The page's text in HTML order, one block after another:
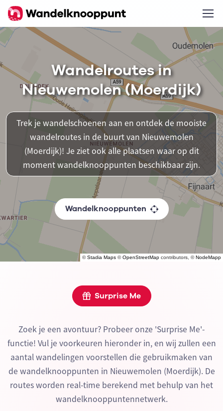
©Stadia Maps ©OpenStreetMap contributors, ©NodeMapp
Wandelroutes in
Nieuwemolen (Moerdijk)
Trek je wandelschoenen aan en ontdek de mooiste
wandelroutes in de buurt van Nieuwemolen
(Moerdijk)! Je ziet ook alle plaatsen waar op dit
moment wandelknooppunten beschikbaar zijn.
Wandelknooppunten
Surprise Me
Zoek je een avontuur? Probeer onze 'Surprise Me'-
functie! Vul je voorkeuren hieronder in, en wij zullen een
aantal wandelingen voorstellen die gebruikmaken van
de wandelknooppunten in Nieuwemolen (Moerdijk). De
routes worden real-time berekend met behulp van het
wandelknooppuntennetwerk.